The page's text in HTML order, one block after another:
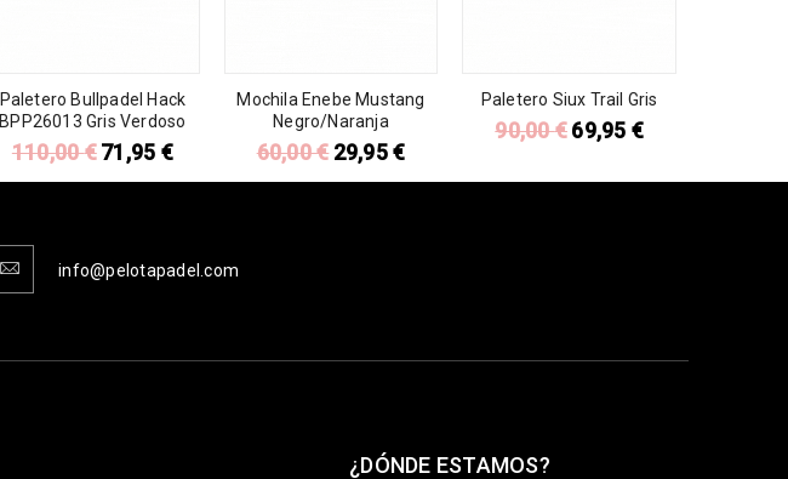
Paletero Bullpadel Hack
BPP26013 Gris Verdoso
110,00€71,95 €
Mochila Enebe Mustang
Negro/Naranja
60,00€ 29,95€
Paletero Siux Trail Gris
90,00€69,95 €
info@pelotapadel.com
¿DÓNDE ESTAMOS?